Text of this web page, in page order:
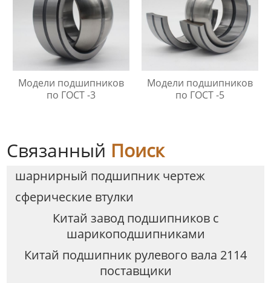
Модели подшипников
по ГОСТ -3
Модели подшипников
по ГОСТ -5
Связанный Поиск
шарнирный подшипник чертеж
сферические втулки
Китай завод подшипников с
шарикоподшипниками
Китай подшипник рулевого вала 2114
поставщики